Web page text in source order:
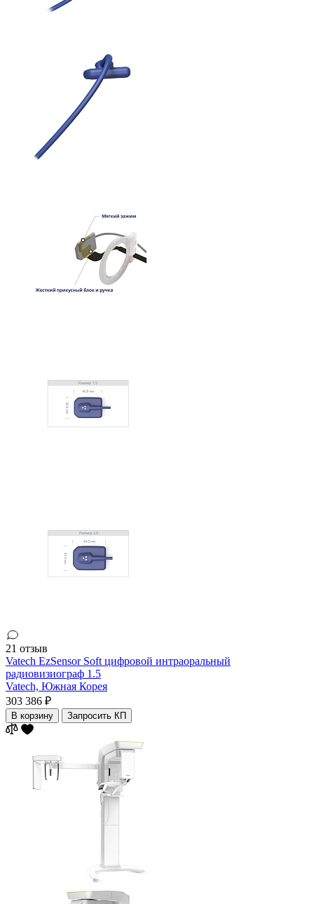
21 отзыв
Vatech EzSensor Soft цифровой интраоральный
радиовизиограф 1.5
Vatech, Южная Корея
303 386 ₽
В корзину Запросить КП